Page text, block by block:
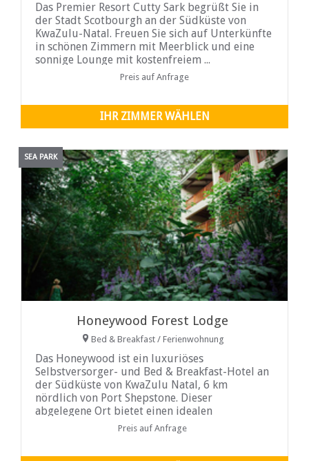
Das Premier Resort Cutty Sark begrüßt Sie in
der Stadt Scotbourgh an der Südküste von
KwaZulu-Natal. Freuen Sie sich auf Unterkünfte
in schönen Zimmern mit Meerblick und eine
sonnige Lounge mit kostenfreiem ...
Preis auf Anfrage
IHR ZIMMER WÄHLEN
SEA PARK
Honeywood Forest Lodge
Bed & Breakfast / Ferienwohnung
Das Honeywood ist ein luxuriöses
Selbstversorger- und Bed & Breakfast-Hotel an
der Südküste von KwaZulu Natal, 6 km
nördlich von Port Shepstone. Dieser
abgelegene Ort bietet einen idealen
Zufluchtsort in einem ruhigen Waldgarten,
nur 700 Meter vom Strand entfernt. Die
Preis auf Anfrage